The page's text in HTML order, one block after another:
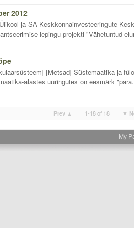
2012
ja SA Keskkonnainvesteeringute
lepingu projekti "Vähetuntud
[Metsad] Süstemaatika ja
alastes uuringutes on eesmärk
Prev ▲ 1-18 of 18 ▼
My